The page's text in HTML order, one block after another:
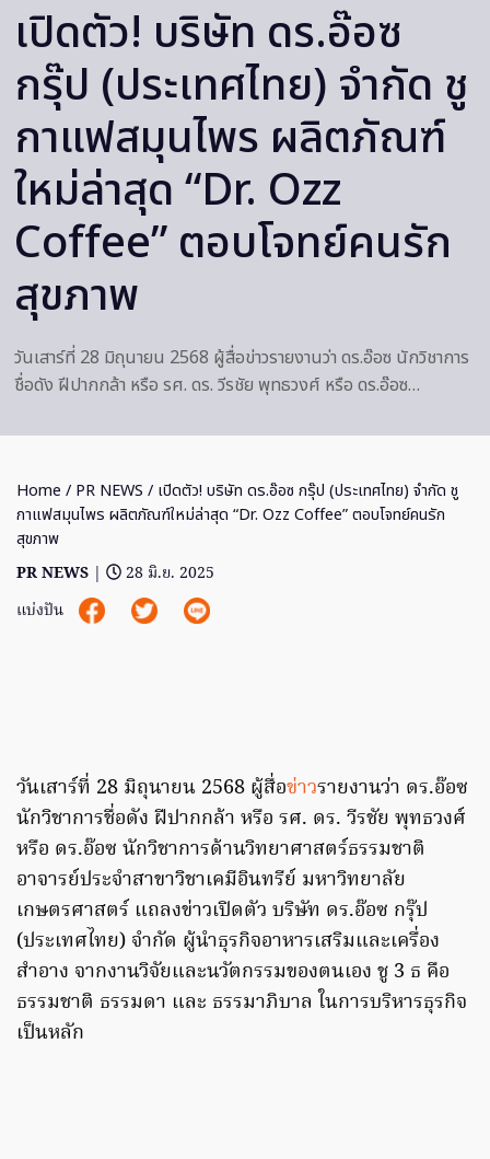
เปิดตัว! บริษัท ดร.อ๊อซ
กรุ๊ป (ประเทศไทย) จำกัด ชู
กาแฟสมุนไพร ผลิตภัณฑ์
ใหม่ล่าสุด “Dr. Ozz
Coffee” ตอบโจทย์คนรัก
สุขภาพ
วันเสาร์ที่ 28 มิถุนายน 2568 ผู้สื่อข่าวรายงานว่า ดร.อ๊อซ นักวิชาการ
ชื่อดัง ฝีปากกล้า หรือ รศ. ดร. วีรชัย พุทธวงศ์ หรือ ดร.อ๊อซ…
Home / PR NEWS / เปิดตัว! บริษัท ดร.อ๊อซ กรุ๊ป (ประเทศไทย) จำกัด ชู
กาแฟสมุนไพร ผลิตภัณฑ์ใหม่ล่าสุด “Dr. Ozz Coffee” ตอบโจทย์คนรัก
สุขภาพ
PR NEWS |
28 มิ.ย. 2025
แบ่งปัน
วันเสาร์ที่ 28 มิถุนายน 2568 ผู้สื่อข่าวรายงานว่า ดร.อ๊อซ
นักวิชาการชื่อดัง ฝีปากกล้า หรือ รศ. ดร. วีรชัย พุทธวงศ์
หรือ ดร.อ๊อซ นักวิชาการด้านวิทยาศาสตร์ธรรมชาติ
อาจารย์ประจำสาขาวิชาเคมีอินทรีย์ มหาวิทยาลัย
เกษตรศาสตร์ แถลงข่าวเปิดตัว บริษัท ดร.อ๊อซ กรุ๊ป
(ประเทศไทย) จำกัด ผู้นำธุรกิจอาหารเสริมและเครื่อง
สำอาง จากงานวิจัยและนวัตกรรมของตนเอง ชู 3 ธ คือ
ธรรมชาติ ธรรมดา และ ธรรมาภิบาล ในการบริหารธุรกิจ
เป็นหลัก